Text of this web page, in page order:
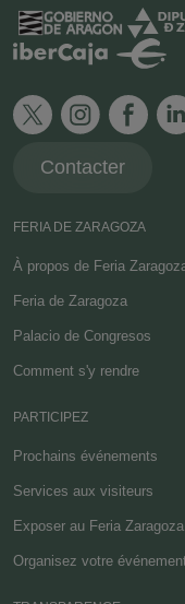
Contacter
FERIA DE ZARAGOZA
À propos de Feria
Feria de Zaragoza
Palacio de Congresos
Comment s'y rendre
PARTICIPEZ
Prochains événements
Services aux visiteurs
Exposer au Feria Zaragoza
Organisez votre